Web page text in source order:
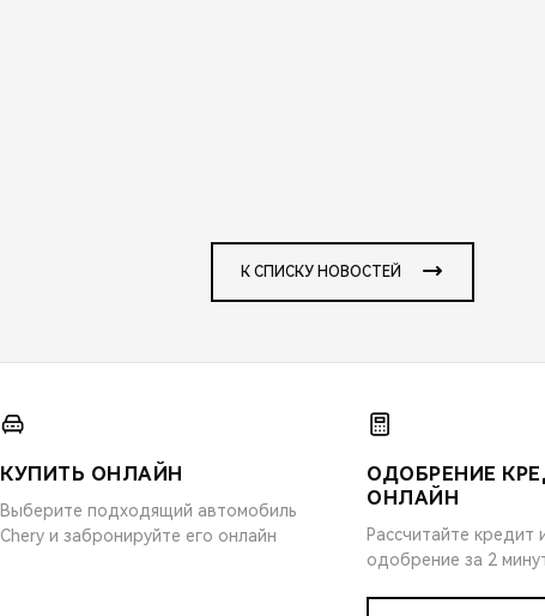
К СПИСКУ НОВОСТЕЙ
КУПИТЬ ОНЛАЙН
Выберите подходящий автомобиль
Chery и забронируйте его онлайн
ОДОБРЕНИЕ
ОНЛАЙН
Рассчитайте кредит
одобрение за 2